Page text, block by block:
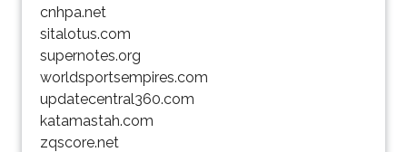
cnhpa.net
sitalotus.com
supernotes.org
worldsportsempires.com
updatecentral360.com
katamastah.com
zqscore.net